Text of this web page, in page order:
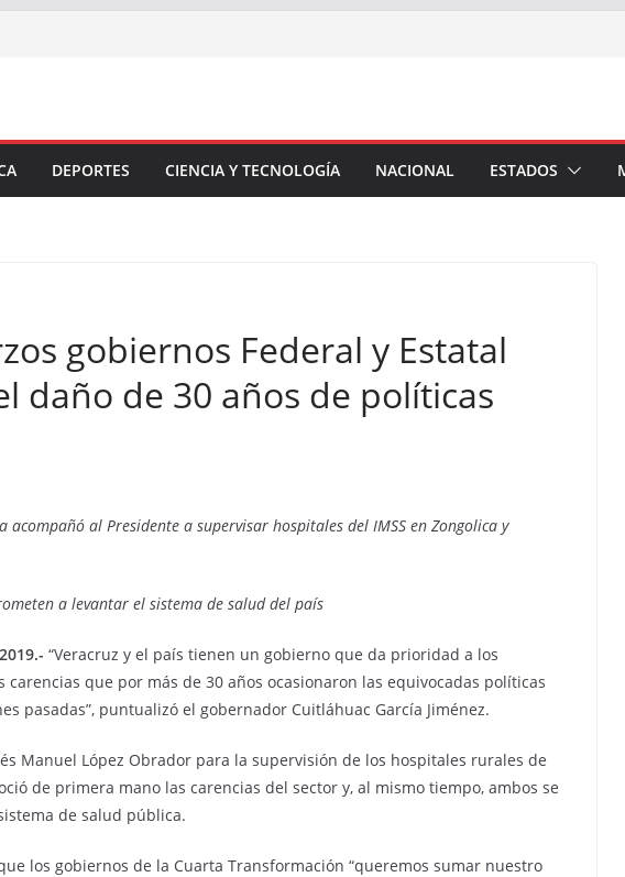
DEPORTES CIENCIA Y TECNOLOGÍA NACIONAL ESTADOS
gobiernos Federal y Estatal
daño de 30 años de políticas
al Presidente a supervisar hospitales del IMSS en Zongolica y
a levantar el sistema de salud del país
“Veracruz y el país tienen un gobierno que da prioridad a los
carencias que por más de 30 años ocasionaron las equivocadas políticas
pasadas”, puntualizó el gobernador Cuitláhuac García Jiménez.
Manuel López Obrador para la supervisión de los hospitales rurales de
de primera mano las carencias del sector y, al mismo tiempo, ambos se
de salud pública.
los gobiernos de la Cuarta Transformación “queremos sumar nuestro